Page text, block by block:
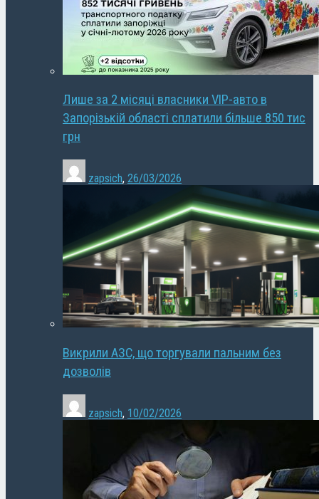
Лише за 2 місяці власники VIP-авто в
Запорізькій області сплатили більше 850 тис
грн
zapsich, 26/03/2026
Викрили АЗС, що торгували пальним без
дозволів
zapsich, 10/02/2026